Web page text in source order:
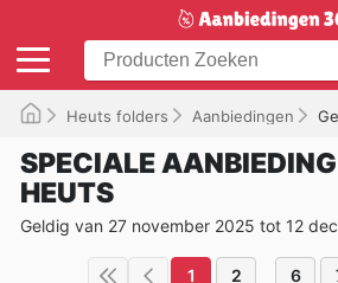
Heuts folders Aanbiedingen
SPECIALE
HEUTS
Geldig van 27 november 2025 tot 12
1 2 6